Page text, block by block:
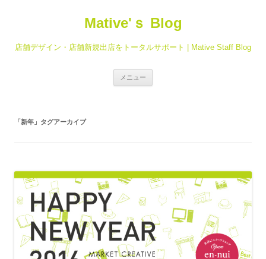
Mative'ｓ Blog
店舗デザイン・店舗新規出店をトータルサポート | Mative Staff Blog
メニュー
「新年 」タグアーカイブ